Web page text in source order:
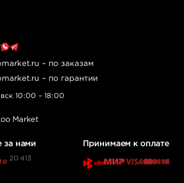
– по заказам
– по гарантии
10:00 – 18:00
Market
за нами
20 413
Принимаем к оплате